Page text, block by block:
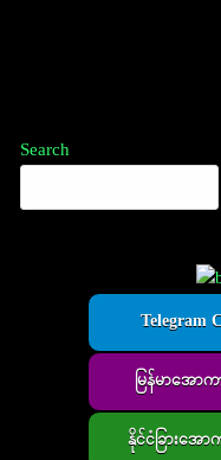
Search
Telegram
မြန်မာအော
နိုင်ငံခြားအေ